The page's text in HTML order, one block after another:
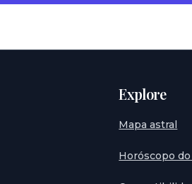
Explore
Mapa astral
Horóscopo do